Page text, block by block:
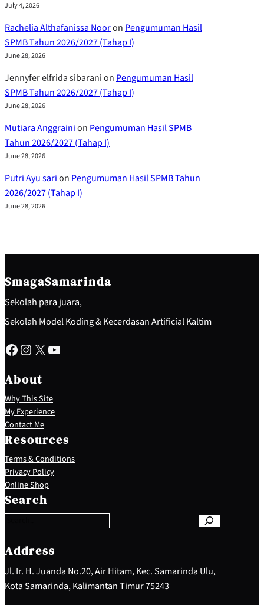
July 4, 2026
Rachelia Althafanissa Nooron Pengumuman Hasil
SPMB Tahun 2026/2027 (Tahap I)
June 28, 2026
Jennyfer elfrida sibaranion Pengumuman Hasil
SPMB Tahun 2026/2027 (Tahap I)
June 28, 2026
Mutiara Anggrainion Pengumuman Hasil SPMB
Tahun 2026/2027 (Tahap I)
June 28, 2026
Putri Ayu sarion Pengumuman Hasil SPMB Tahun
2026/2027 (Tahap I)
June 28, 2026
SmagaSamarinda
Sekolah para juara,
Sekolah Model Koding & Kecerdasan Artificial Kaltim
Facebook Instagram X YouTube
About
Why This Site
My Experience
Contact Me
Resources
Terms & Conditions
Privacy Policy
Online Shop
Search
S
e
a
c
h
Address
Jl. Ir. H. Juanda No.20, Air Hitam, Kec. Samarinda Ulu,
Kota Samarinda, Kalimantan Timur 75243